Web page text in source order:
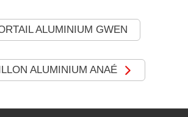
ALUMINIUM GWEN
ALUMINIUM ANAÉ